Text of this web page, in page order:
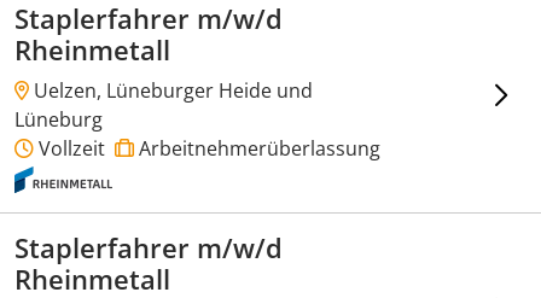
Staplerfahrer m/w/d
Rheinmetall
Uelzen, Lüneburger Heide und
Lüneburg
Vollzeit
Arbeitnehmerüberlassung
Staplerfahrer m/w/d
Rheinmetall